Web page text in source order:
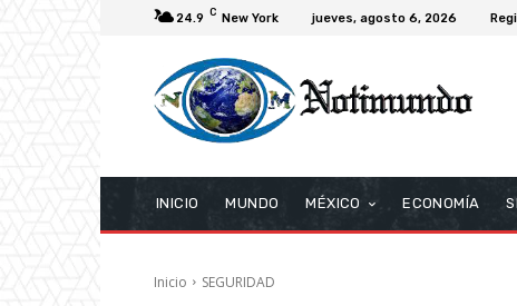
24.9 C New York jueves, agosto 6, 2026
INICIO MUNDO MÉXICO ECONOMÍA
Inicio SEGURIDAD